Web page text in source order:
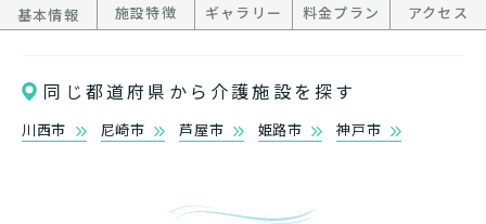
基本情報 施設特徴 ギャラリー 料金プラン アクセス
同じ都道府県から介護施設を探す
川西市 尼崎市 芦屋市 姫路市 神戸市